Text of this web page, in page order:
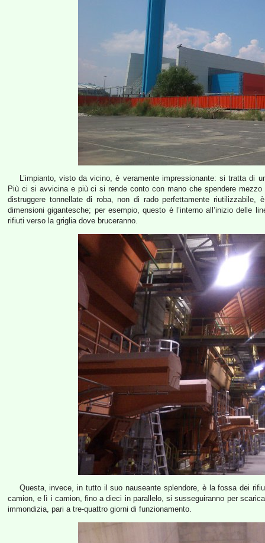
L’impianto, visto da vicino, è veramente impressionante: si tratta di
Più ci si avvicina e più ci si rende conto con mano che spendere
distruggere tonnellate di roba, non di rado perfettamente riutilizzabile,
dimensioni gigantesche; per esempio, questo è l’interno all’inizio delle
rifiuti verso la griglia dove bruceranno.
Questa, invece, in tutto il suo nauseante splendore, è la fossa dei
camion, e lì i camion, fino a dieci in parallelo, si susseguiranno per
immondizia, pari a tre-quattro giorni di funzionamento.